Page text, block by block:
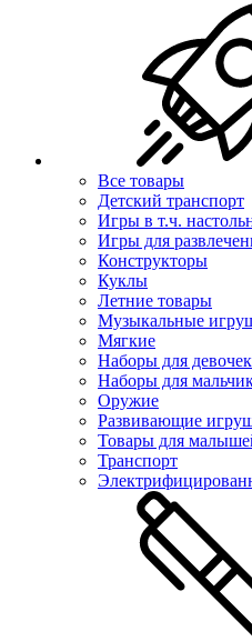
Все товары
Детский транспорт
Игры в т.ч.
Игры для
Конструкторы
Куклы
Летние товары
Музыкальные
Мягкие
Наборы для девочек
Наборы для
Оружие
Развивающие
Товары для
Транспорт